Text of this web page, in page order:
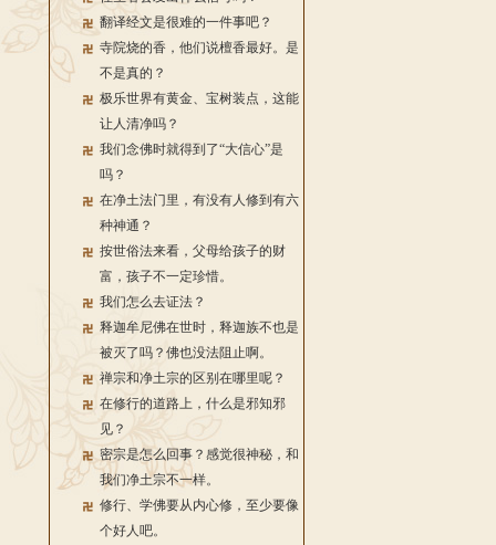
翻译经文是很难的一件事吧？
寺院烧的香，他们说檀香最好。是
不是真的？
极乐世界有黄金、宝树装点，这能
让人清净吗？
我们念佛时就得到了“大信心”是
吗？
在净土法门里，有没有人修到有六
种神通？
按世俗法来看，父母给孩子的财
富，孩子不一定珍惜。
我们怎么去证法？
释迦牟尼佛在世时，释迦族不也是
被灭了吗？佛也没法阻止啊。
禅宗和净土宗的区别在哪里呢？
在修行的道路上，什么是邪知邪
见？
密宗是怎么回事？感觉很神秘，和
我们净土宗不一样。
修行、学佛要从内心修，至少要像
个好人吧。